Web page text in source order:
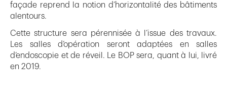
façade reprend la notion d’horizontalité des bâtiments
alentours.
Cette structure sera pérennisée à l’issue des travaux.
Les salles d’opération seront adaptées en salles
d’endoscopie et de réveil. Le BOP sera, quant à lui, livré
en 2019.